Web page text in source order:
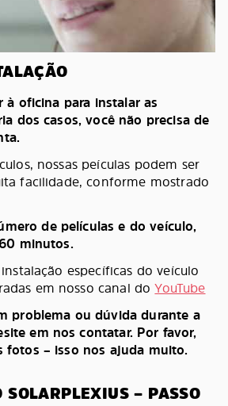
à oficina para instalar as
dos casos, você não precisa de
nossas peículas podem ser
facilidade, conforme mostrado
de películas e do veículo,
minutos.
específicas do veículo
em nosso canal doYouTube
problema ou dúvida durante a
em nos contatar. Por favor,
fotos – isso nos ajuda muito.
– PASSO